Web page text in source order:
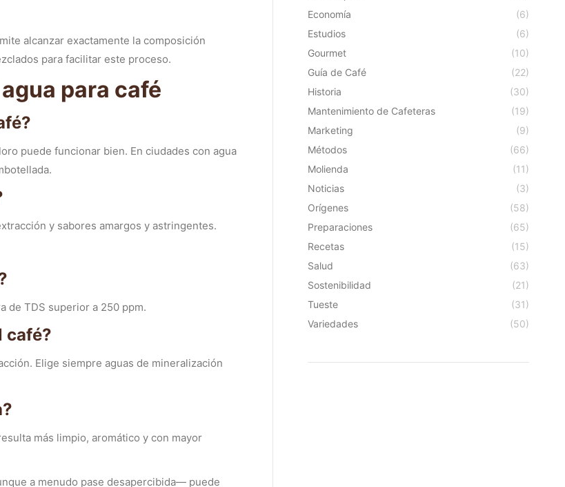
alcanzar exactamente la composición
para facilitar este proceso.
para café
puede funcionar bien. En ciudades con agua
y sabores amargos y astringentes.
de TDS superior a 250 ppm.
café?
Elige siempre aguas de mineralización
más limpio, aromático y con mayor
a menudo pase desapercibida— puede
Economía
(6)
Estudios
(6)
Gourmet
(10)
Guía de Café
(22)
Historia
(30)
Mantenimiento de Cafeteras
(19)
Marketing
(9)
Métodos
(66)
Molienda
(11)
Noticias
(3)
Orígenes
(58)
Preparaciones
(65)
Recetas
(15)
Salud
(63)
Sostenibilidad
(21)
Tueste
(31)
Variedades
(50)